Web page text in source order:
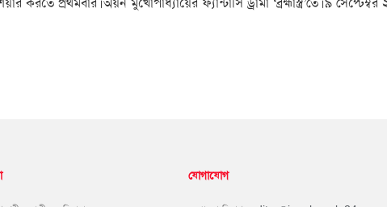
প্রথমবার। অয়ন মুখোপাধ্যায়ের ফ্যান্টাসি ড্রামা ‘ব্রহ্মাস্ত্র’তে। ৯
যোগাযোগ